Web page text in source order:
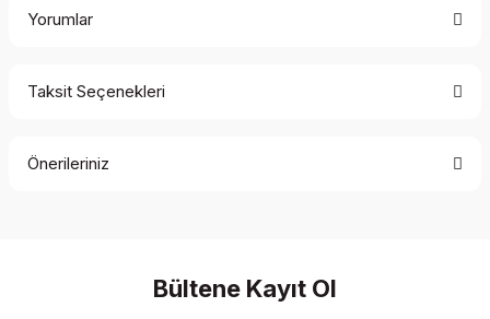
Yorumlar
Taksit Seçenekleri
Önerileriniz
Görüş ve önerileriniz için teşekkür ederiz.
Bültene Kayıt Ol